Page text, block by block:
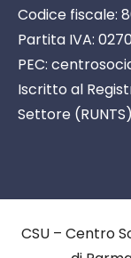
Codice fiscale:
Partita IVA:
PEC:
Iscritto al
Settore (RUNTS)
CSU – Centro